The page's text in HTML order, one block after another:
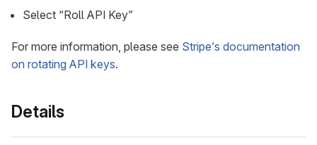
Select “Roll API Key”
For more information, please see Stripe’s documentation
on rotating API keys.
Details